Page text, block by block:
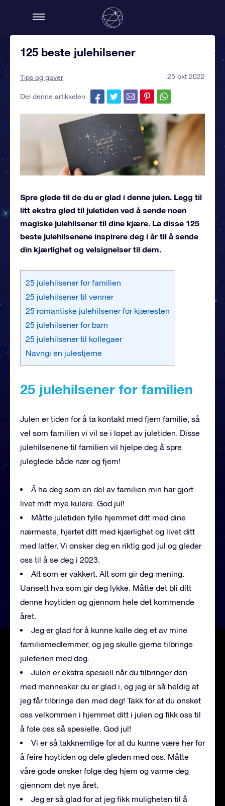
125 beste julehilsener
Tips og gaver 25 okt 2022
Del denne artikkelen
Spre glede til de du er glad i denne julen. Legg til
litt ekstra glød til juletiden ved å sende noen
magiske julehilsener til dine kjære. La disse 125
beste julehilsenene inspirere deg i år til å sende
din kjærlighet og velsignelser til dem.
25 julehilsener for familien
25 julehilsener til venner
25 romantiske julehilsener for kjæresten
25 julehilsener for barn
25 julehilsener til kollegaer
Navngi en julestjerne
25 julehilsener for familien
Julen er tiden for å ta kontakt med fjern familie, så
vel som familien vi vil se i løpet av juletiden. Disse
julehilsenene til familien vil hjelpe deg å spre
juleglede både nær og fjern!
Å ha deg som en del av familien min har gjort
livet mitt mye kulere. God jul!
Måtte juletiden fylle hjemmet ditt med dine
nærmeste, hjertet ditt med kjærlighet og livet ditt
med latter. Vi ønsker deg en riktig god jul og gleder
oss til å se deg i 2023.
Alt som er vakkert. Alt som gir deg mening.
Uansett hva som gir deg lykke. Måtte det bli ditt
denne høytiden og gjennom hele det kommende
året.
Jeg er glad for å kunne kalle deg et av mine
familiemedlemmer, og jeg skulle gjerne tilbringe
juleferien med deg.
Julen er ekstra spesiell når du tilbringer den
med mennesker du er glad i, og jeg er så heldig at
jeg får tilbringe den med deg! Takk for at du ønsket
oss velkommen i hjemmet ditt i julen og fikk oss til
å føle oss så spesielle. God jul!
Vi er så takknemlige for at du kunne være her for
å feire høytiden og dele gleden med oss. Måtte
våre gode ønsker følge deg hjem og varme deg
gjennom det nye året.
Jeg er så glad for at jeg fikk muligheten til å